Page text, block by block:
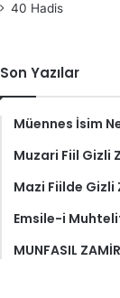
40 Hadis
Son Yazılar
Müennes İsim
Muzari Fiil Gizli
Mazi Fiilde
Emsile-i
MUNFASIL